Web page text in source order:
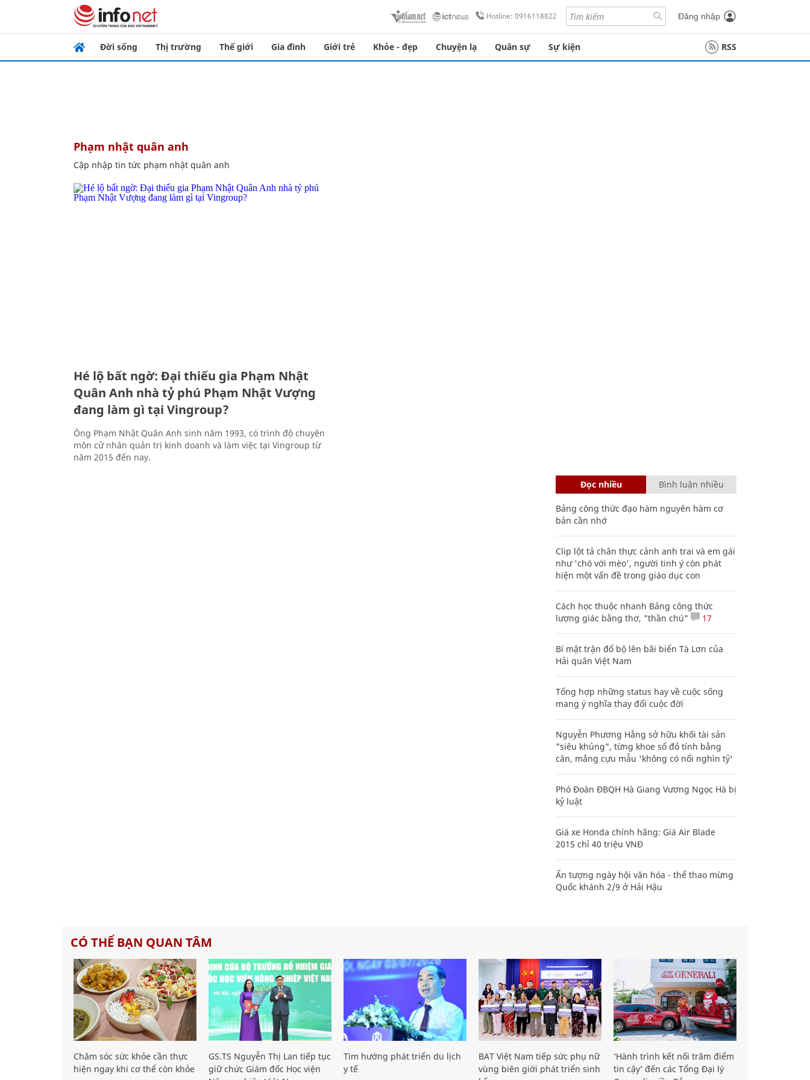
Hotline: 0916118822 Đăng nhập
Đời sống Thị trường Thế giới Gia đình Giới trẻ Khỏe - đẹp Chuyện lạ Quân sự Sự kiện RSS
phạm nhật quân anh
Cập nhập tin tức phạm nhật quân anh
Hé lộ bất ngờ: Đại thiếu gia Phạm Nhật
Quân Anh nhà tỷ phú Phạm Nhật Vượng
đang làm gì tại Vingroup?
Ông Phạm Nhật Quân Anh sinh năm 1993, có trình độ chuyên
môn cử nhân quản trị kinh doanh và làm việc tại Vingroup từ
năm 2015 đến nay.
Đọc nhiều Bình luận nhiều
Bảng công thức đạo hàm nguyên hàm cơ
bản cần nhớ
Clip lột tả chân thực cảnh anh trai và em gái
như 'chó với mèo', người tinh ý còn phát
hiện một vấn đề trong giáo dục con
Cách học thuộc nhanh Bảng công thức
lượng giác bằng thơ, "thần chú"
17
Bí mật trận đổ bộ lên bãi biển Tà Lơn của
Hải quân Việt Nam
Tổng hợp những status hay về cuộc sống
mang ý nghĩa thay đổi cuộc đời
Nguyễn Phương Hằng sở hữu khối tài sản
"siêu khủng", từng khoe sổ đỏ tính bằng
cân, mắng cựu mẫu 'không có nổi nghìn tỷ'
Phó Đoàn ĐBQH Hà Giang Vương Ngọc Hà bị
kỷ luật
Giá xe Honda chính hãng: Giá Air Blade
2015 chỉ 40 triệu VNĐ
Ấn tượng ngày hội văn hóa - thể thao mừng
Quốc khánh 2/9 ở Hải Hậu
CÓ THỂ BẠN QUAN TÂM
Chăm sóc sức khỏe cần thực
hiện ngay khi cơ thể còn khỏe
GS.TS Nguyễn Thị Lan tiếp tục
giữ chức Giám đốc Học viện
Tìm hướng phát triển du lịch
y tế
BAT Việt Nam tiếp sức phụ nữ
vùng biên giới phát triển sinh
‘Hành trình kết nối trăm điểm
tin cậy’ đến các Tổng Đại lý